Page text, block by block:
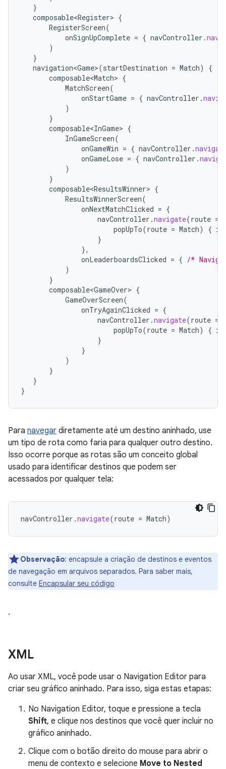
}
composable<Register> {
RegisterScreen(
onSignUpComplete = { navController .
)
}
navigation<Game>(startDestination = Match)
{
composable<Match> {
MatchScreen(
onStartGame = { navController .
)
}
composable<InGame> {
InGameScreen(
onGameWin = { navController .
onGameLose = { navController .
)
}
composable<ResultsWinner> {
ResultsWinnerScreen(
onNextMatchClicked = {
navController .navigate(route =
popUpTo(route = Match) {
}
},
onLeaderboardsClicked = { /*
)
}
composable<GameOver> {
GameOverScreen(
onTryAgainClicked = {
navController .navigate(route =
popUpTo(route = Match) {
}
}
)
}
}
}
Para navegar diretamente até um destino aninhado, use
um tipo de rota como faria para qualquer outro destino.
Isso ocorre porque as rotas são um conceito global
usado para identificar destinos que podem ser
acessados por qualquer tela:
navController .navigate(route = Match)
Observação: encapsule a criação de destinos e eventos
de navegação em arquivos separados. Para saber mais,
consulte Encapsular seu código
.
XML
Ao usar XML, você pode usar o Navigation Editor para
criar seu gráfico aninhado. Para isso, siga estas etapas:
No Navigation Editor, toque e pressione a tecla
Shift, e clique nos destinos que você quer incluir no
gráfico aninhado.
Clique com o botão direito do mouse para abrir o
menu de contexto e selecione Move to Nested